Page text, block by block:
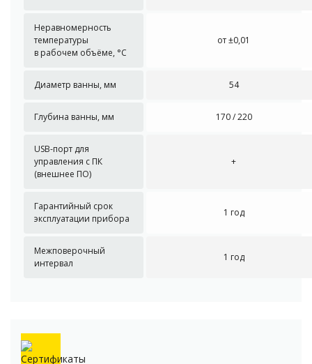
Неравномерность
температуры
в рабочем объёме, °С
от ±0,01
Диаметр ванны, мм 54
Глубина ванны, мм 170 / 220
USB-порт для
управления с ПК
(внешнее ПО)
+
Гарантийный срок
эксплуатации прибора
1 год
Межповерочный
интервал
1 год